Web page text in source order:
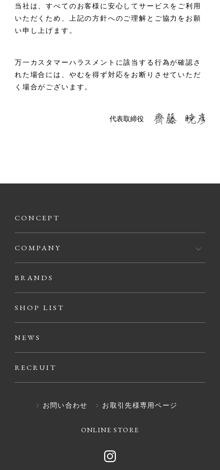
当社は、すべてのお客様に安心してサービスをご利用
いただくため、上記の方針へのご理解とご協力をお願
い申し上げます。
万一カスタマーハラスメントに該当する行為が確認さ
れた場合には、やむを得ず対応をお断りさせていただ
く場合がございます。
代表取締役
CONCEPT
COMPANY
BRANDS
SHOP LIST
NEWS
RECRUIT
お問い合わせ お取引先様専用ページ
ONLINE STORE